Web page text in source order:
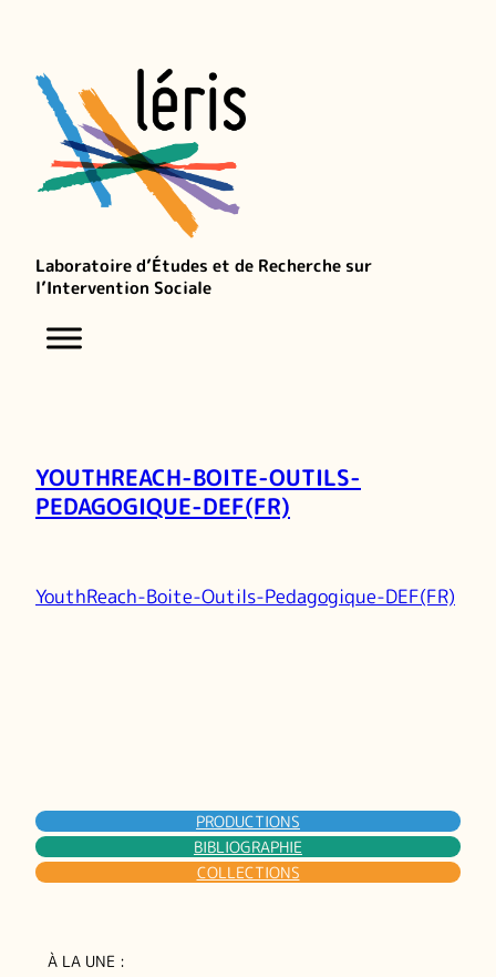
Laboratoire d’Études et de Recherche sur
l’Intervention Sociale
YOUTHREACH-BOITE-OUTILS-
PEDAGOGIQUE-DEF(FR)
YouthReach-Boite-Outils-Pedagogique-DEF(FR)
PRODUCTIONS
BIBLIOGRAPHIE
COLLECTIONS
À LA UNE :